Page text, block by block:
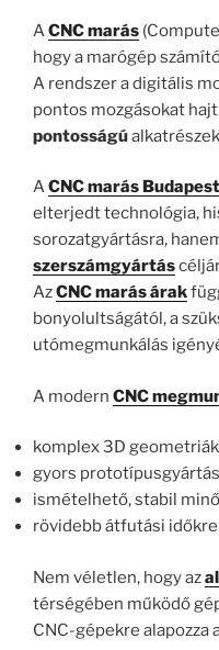
ACNC marás
hogy a marógép
A rendszer a digitális
pontos mozgásokat
pontosságú
ACNC marás Budapest
elterjedt technológia,
sorozatgyártásra,
szerszámgyártás
AzCNC marás árak
bonyolultságától, a
utómegmunkálás
A modern CNC
komplex 3D
gyors
ismételhető, stabil
rövidebb átfutási
Nem véletlen, hogy az
térségében működő
CNC-gépekre alapozza